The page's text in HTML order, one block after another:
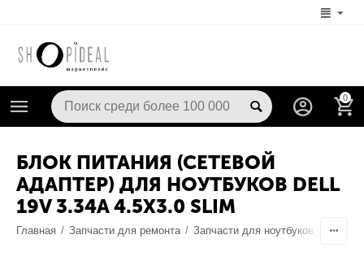
0
БЛОК ПИТАНИЯ (СЕТЕВОЙ
АДАПТЕР) ДЛЯ НОУТБУКОВ DELL
19V 3.34A 4.5X3.0 SLIM
Главная / Запчасти для ремонта / Запчасти для ноутбуков Блоки